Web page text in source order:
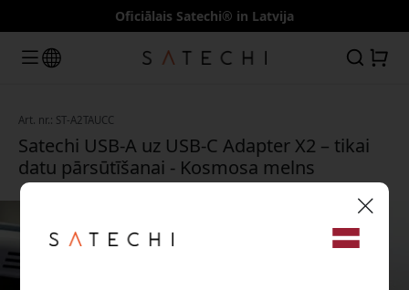
Oficiālais Satechi® in Latvija
Art. nr.: ST-A2TAUCC
Satechi USB-A uz USB-C Adapter X2 – tikai
datu pārsūtīšanai - Kosmosa melns
🎉 Jūsu atlaižu kods: